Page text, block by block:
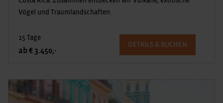
Vögel und Traumlandschaften.
15 Tage
ab € 3.450,-
DETAILS & BUCHEN